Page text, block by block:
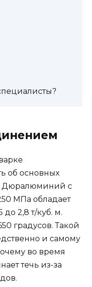
об основных
Дюралюминий с
МПа обладает
до 2,8 т/куб. м.
градусов. Такой
и самому
во время
течь из-за